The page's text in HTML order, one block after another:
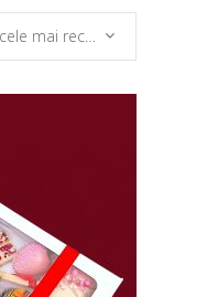
cele